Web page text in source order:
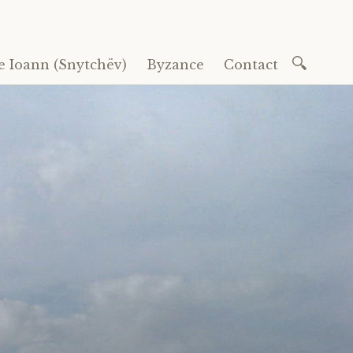
Ioann (Snytchëv) Byzance Contact